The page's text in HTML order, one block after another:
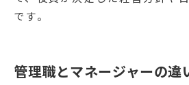
です。
管理職とマネージャーの違